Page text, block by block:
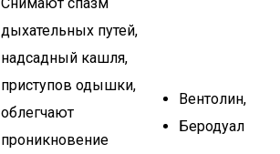
дыхательных путей,
надсадный кашля,
приступов одышки,
облегчают
проникновение
Вентолин,
Беродуал